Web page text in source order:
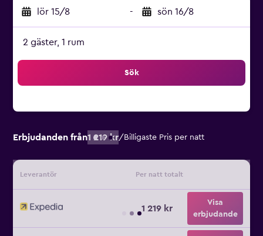
lör 15/8 - sön 16/8
2 gäster, 1 rum
Sök
Erbjudanden från1 219 kr/ Billigaste Pris per natt
Leverantör Per natt totalt
1 219 kr
Visa
erbjudande